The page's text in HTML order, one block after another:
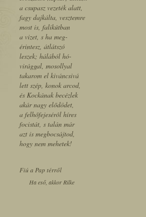
a csupasz vezeték alatt,
fagy dajkálta, vesztemre
most is, falikútban
a vizet, s ha meg-
érintesz, átlátszó
leszek; hálából hó-
virággal, mosollyal
takarom el kiváncsivá
lett szép, konok arcod,
és Kockának becézlek
akár nagy elődödet,
a felhőfejesérôl híres
focistát, s talán már
azt is megbocsájtod,
hogy nem mehetek!
Fiú a Pap térről
Ha eső, akkor Rilke